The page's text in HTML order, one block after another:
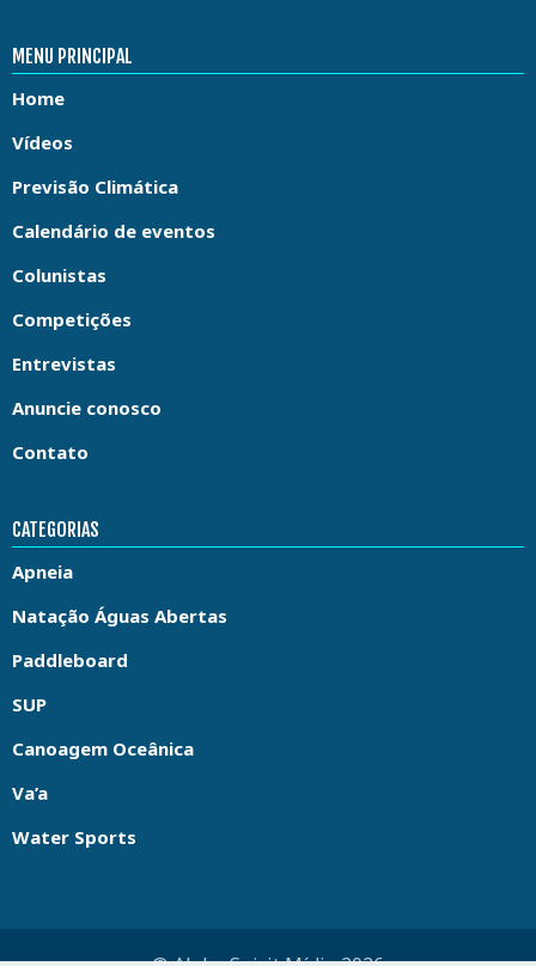
MENU PRINCIPAL
Home
Vídeos
Previsão Climática
Calendário de eventos
Colunistas
Competições
Entrevistas
Anuncie conosco
Contato
CATEGORIAS
Apneia
Natação Águas Abertas
Paddleboard
SUP
Canoagem Oceânica
Va’a
Water Sports